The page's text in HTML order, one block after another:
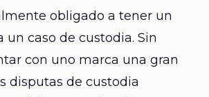
obligado a tener un
un caso de custodia. Sin
con uno marca una gran
disputas de custodia